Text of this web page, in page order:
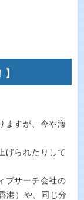
ますが、今や海
げられたりして
ブサーチ会社の
港）や、同じ分